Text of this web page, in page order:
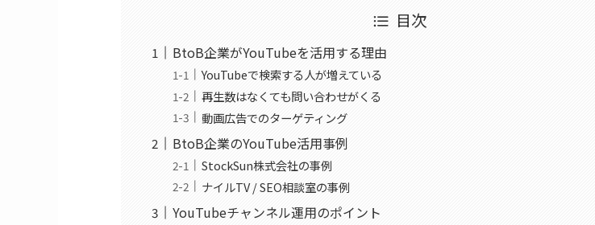
目次
BtoB企業がYouTubeを活用する理由
YouTubeで検索する人が増えている
再生数はなくても問い合わせがくる
動画広告でのターゲティング
BtoB企業のYouTube活用事例
StockSun株式会社の事例
ナイルTV / SEO相談室の事例
YouTubeチャンネル運用のポイント